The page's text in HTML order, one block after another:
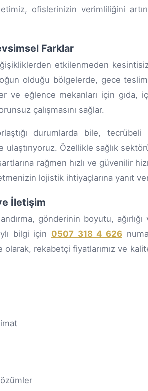
ofislerinizin verimliliğini
Farklar
etkilenmeden
olduğu bölgelerde, gece
ve eğlence mekanları için gıda,
çalışmasını sağlar.
durumlarda bile, tecrübeli
ulaştırıyoruz. Özellikle sağlık
rağmen hızlı ve güvenilir
lojistik ihtiyaçlarına yanıt
İletişim
gönderinin boyutu,
bilgi için 0507 318 4 626
rekabetçi fiyatlarımız ve